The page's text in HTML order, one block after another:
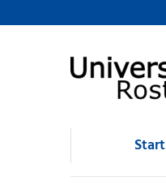
Browsen
direkt zum Inhalt
Start